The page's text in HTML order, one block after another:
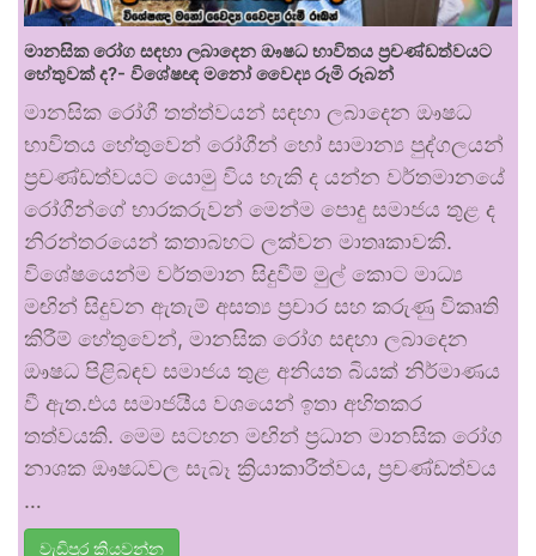
මානසික රෝග සඳහා ලබාදෙන ඖෂධ භාවිතය ප්‍රචණ්ඩත්වයට
හේතුවක් ද?- විශේෂඥ මනෝ වෛද්‍ය රූමි රූබන්
මානසික රෝගී තත්ත්වයන් සඳහා ලබාදෙන ඖෂධ
භාවිතය හේතුවෙන් රෝගීන් හෝ සාමාන්‍ය පුද්ගලයන්
ප්‍රචණ්ඩත්වයට යොමු විය හැකි ද යන්න වර්තමානයේ
රෝගීන්ගේ භාරකරුවන් මෙන්ම පොදු සමාජය තුළ ද
නිරන්තරයෙන් කතාබහට ලක්වන මාතෘකාවකි.
විශේෂයෙන්ම වර්තමාන සිදුවීම් මුල් කොට මාධ්‍ය
මඟින් සිදුවන ඇතැම් අසත්‍ය ප්‍රචාර සහ කරුණු විකෘති
කිරීම් හේතුවෙන්, මානසික රෝග සඳහා ලබාදෙන
ඖෂධ පිළිබඳව සමාජය තුළ අනියත බියක් නිර්මාණය
වී ඇත.එය සමාජයීය වශයෙන් ඉතා අහිතකර
තත්වයකි. මෙම සටහන මඟින් ප්‍රධාන මානසික රෝග
නාශක ඖෂධවල සැබෑ ක්‍රියාකාරීත්වය, ප්‍රචණ්ඩත්වය
…
වැඩිපුර කියවන්න